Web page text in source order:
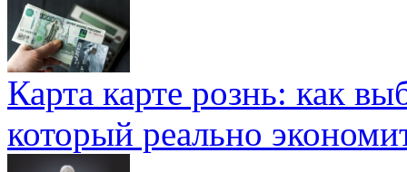
Карта карте рознь: как
который реально